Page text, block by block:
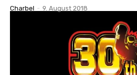
Charbel - 9. August 2018